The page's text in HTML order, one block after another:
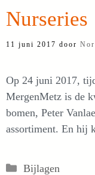
Nurseries
11 juni 2017 door
Op 24 juni 2017,
MergenMetz is de
bomen, Peter
assortiment. En hij
Categorieën
Bijlagen